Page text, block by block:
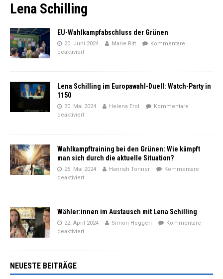
Lena Schilling
EU-Wahlkampfabschluss der Grünen
20. Juni 2024 Marie Ritt
Kommentare
deaktiviert
Lena Schilling im Europawahl-Duell: Watch-Party in
1150
30. Mai 2024 Helena Erol
Kommentare
deaktiviert
Wahlkampftraining bei den Grünen: Wie kämpft
man sich durch die aktuelle Situation?
25. Mai 2024 Hannah Tonner
Kommentare
deaktiviert
Wähler:innen im Austausch mit Lena Schilling
22. April 2024 Simon Höggerl
Kommentare
deaktiviert
NEUESTE BEITRÄGE